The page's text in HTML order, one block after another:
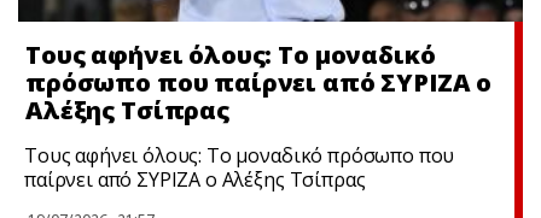
Τους αφήνει όλους: Το μοναδικό
πρόσωπο που παίρνει από ΣΥΡΙΖΑ ο
Αλέξης Τσίπρας
Τους αφήνει όλους: Το μοναδικό πρόσωπο που
παίρνει από ΣΥΡΙΖΑ ο Αλέξης Τσίπρας